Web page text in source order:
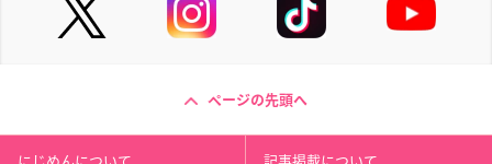
ページの先頭へ